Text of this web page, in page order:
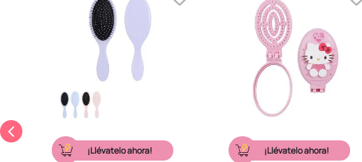
¡Llévatelo ahora! ¡Llévatelo ahora!